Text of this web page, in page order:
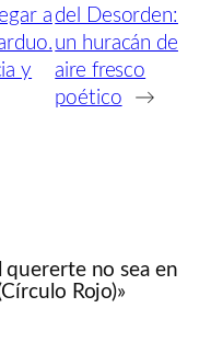
a
y
del Desorden:
un huracán de
aire fresco
poético
→
quererte no sea en
Rojo)»